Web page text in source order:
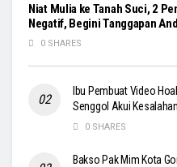
Niat Mulia ke Tanah Suci, 2
Negatif, Begini Tanggapan
0 SHARES
Ibu Pembuat Video
Senggol Akui
0 SHARES
Bakso Pak Mim Kota